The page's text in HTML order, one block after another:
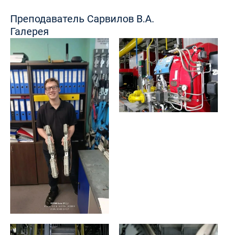
Преподаватель Сарвилов В.А.
Галерея